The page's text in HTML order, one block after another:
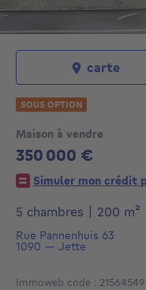
Maison à vendre
350 000 €
350000€
Simuler mon crédit
5 chambres | 200 m²
Rue Pannenhuis 63
1090 — Jette
Immoweb code : 21564549
carte
SOUS OPTION